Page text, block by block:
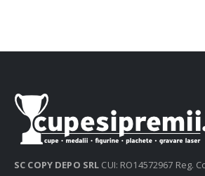
SC COPY DEPO SRL CUI: RO14572967 Reg.